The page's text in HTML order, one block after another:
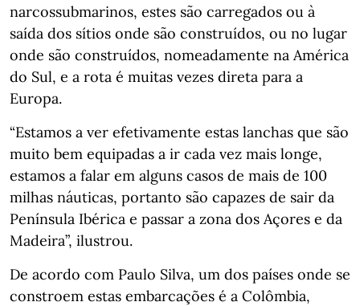
narcossubmarinos, estes são carregados ou à
saída dos sítios onde são construídos, ou no lugar
onde são construídos, nomeadamente na América
do Sul, e a rota é muitas vezes direta para a
Europa.
“Estamos a ver efetivamente estas lanchas que são
muito bem equipadas a ir cada vez mais longe,
estamos a falar em alguns casos de mais de 100
milhas náuticas, portanto são capazes de sair da
Península Ibérica e passar a zona dos Açores e da
Madeira”, ilustrou.
De acordo com Paulo Silva, um dos países onde se
constroem estas embarcações é a Colômbia,